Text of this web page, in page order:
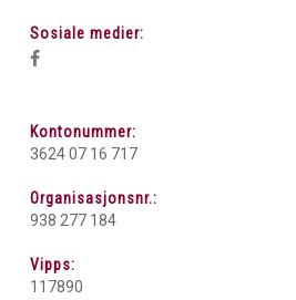
Sosiale medier:
Kontonummer:
3624 07 16 717
Organisasjonsnr.:
938 277 184
Vipps:
117890